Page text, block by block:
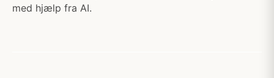
med hjælp fra AI.